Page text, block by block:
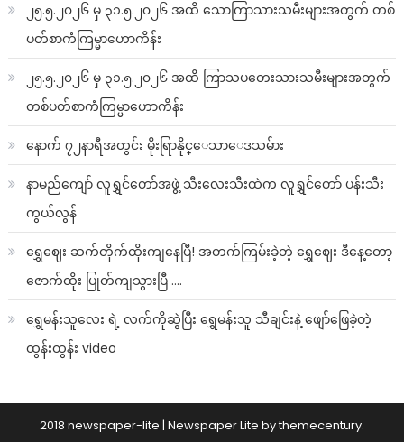
၂၅.၅.၂၀၂၆ မှ ၃၁.၅.၂၀၂၆ အထိ သောကြာသားသမီးများအတွက် တစ်
ပတ်စာကံကြမ္မာဟောကိန်း
၂၅.၅.၂၀၂၆ မှ ၃၁.၅.၂၀၂၆ အထိ ကြာသပတေးသားသမီးများအတွက်
တစ်ပတ်စာကံကြမ္မာဟောကိန်း
နောက် ၇၂နာရီအတွင်း မိုးရြာနိုင္ေသာေဒသမ်ား
နာမည်ကျော် လူရွှင်တော်အဖွဲ့ သီးလေးသီးထဲက လူရွှင်တော် ပန်းသီး
ကွယ်လွန်
ရွှေဈေး ဆက်တိုက်ထိုးကျနေပြီ! အတက်ကြမ်းခဲ့တဲ့ ရွှေဈေး ဒီနေ့တော့
ဇောက်ထိုး ပြုတ်ကျသွားပြီ ….
ရွှေမန်းသူလေး ရဲ့ လက်ကိုဆွဲပြီး ရွှေမန်းသူ သီချင်းနဲ့ ဖျော်ဖြေခဲ့တဲ့
ထွန်းထွန်း video
2018 newspaper-lite | Newspaper Lite bythemecentury.